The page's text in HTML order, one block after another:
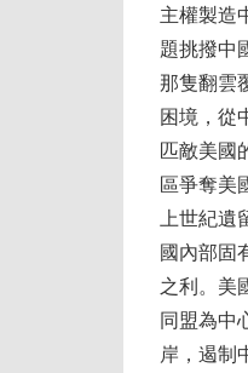
主權製造
題挑撥中
那隻翻雲
困境，從
匹敵美國
區爭奪美
上世紀遺
國內部固
之利。美
同盟為中
岸，遏制